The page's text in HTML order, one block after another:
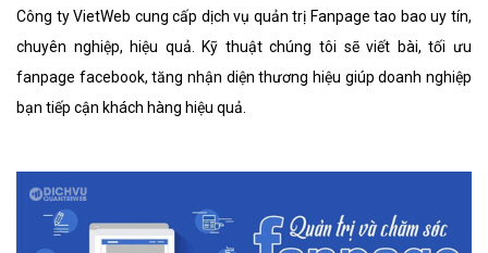
Công ty VietWeb cung cấp dịch vụ quản trị Fanpage tao bao uy tín,
chuyên nghiệp, hiệu quả. Kỹ thuật chúng tôi sẽ viết bài, tối ưu
fanpage facebook, tăng nhận diện thương hiệu giúp doanh nghiệp
bạn tiếp cận khách hàng hiệu quả.